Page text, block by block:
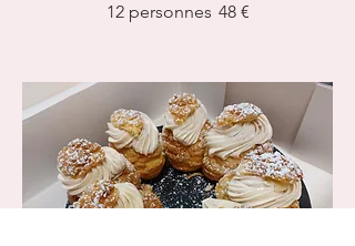
12 personnes 48 €